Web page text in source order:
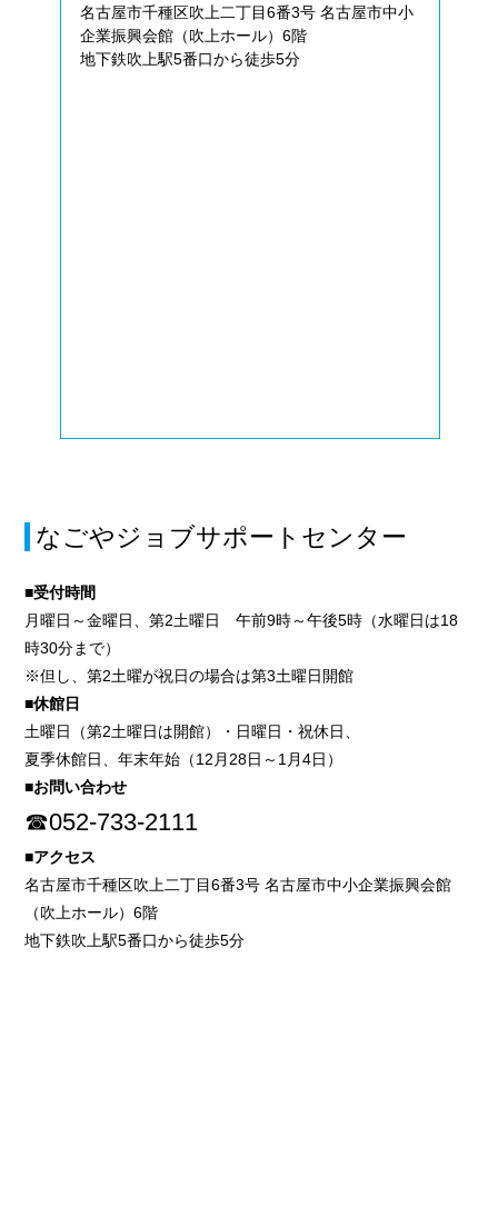
名古屋市千種区吹上二丁目6番3号 名古屋市中小
企業振興会館（吹上ホール）6階
地下鉄吹上駅5番口から徒歩5分
なごやジョブサポートセンター
■受付時間
月曜日～金曜日、第2土曜日 午前9時～午後5時（水曜日は18
時30分まで）
※但し、第2土曜が祝日の場合は第3土曜日開館
■休館日
土曜日（第2土曜日は開館）・日曜日・祝休日、
夏季休館日、年末年始（12月28日～1月4日）
■お問い合わせ
☎052-733-2111
■アクセス
名古屋市千種区吹上二丁目6番3号 名古屋市中小企業振興会館
（吹上ホール）6階
地下鉄吹上駅5番口から徒歩5分